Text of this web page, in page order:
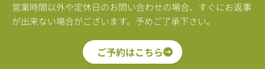
営業時間以外や定休日のお問い合わせの場合、すぐにお返事
が出来ない場合がございます。予めご了承下さい。
ご予約はこちら